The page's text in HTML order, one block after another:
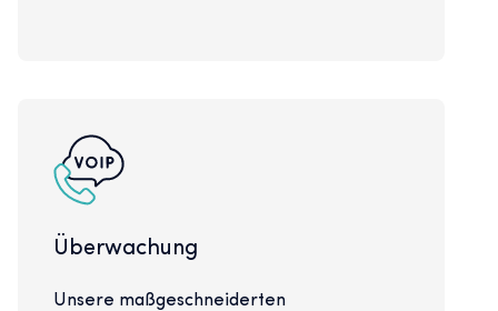
Überwachung
Unsere maßgeschneiderten